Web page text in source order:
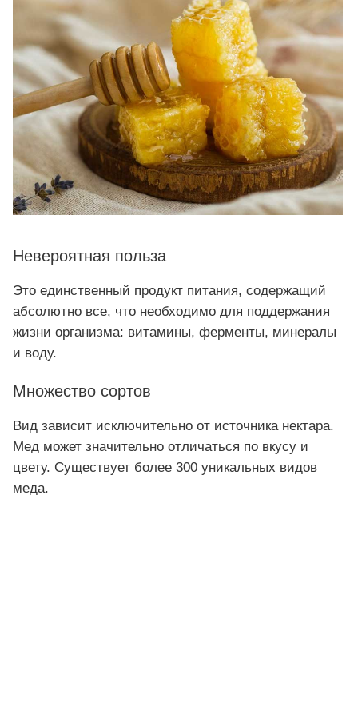
Невероятная польза
Это единственный продукт питания, содержащий
абсолютно все, что необходимо для поддержания
жизни организма: витамины, ферменты, минералы
и воду.
Множество сортов
Вид зависит исключительно от источника нектара.
Мед может значительно отличаться по вкусу и
цвету. Существует более 300 уникальных видов
меда.